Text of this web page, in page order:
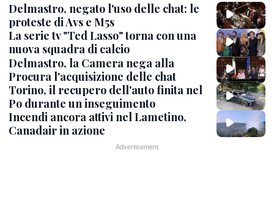
Delmastro, negato l'uso delle chat: le
proteste di Avs e M5s
La serie tv "Ted Lasso" torna con una
nuova squadra di calcio
Delmastro, la Camera nega alla
Procura l'acquisizione delle chat
Torino, il recupero dell'auto finita nel
Po durante un inseguimento
Incendi ancora attivi nel Lametino,
Canadair in azione